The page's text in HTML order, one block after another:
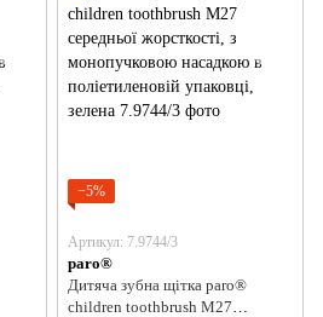
−5%
Артикул: 7.9744/3
paro®
Дитяча зубна щітка paro®
children toothbrush M27